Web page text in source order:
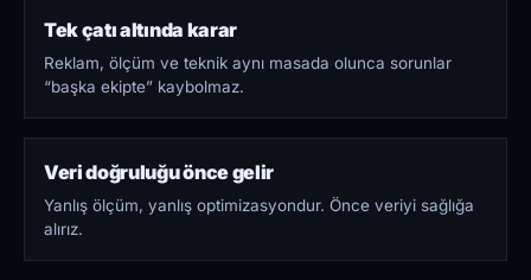
Tek çatı altında karar
Reklam, ölçüm ve teknik aynı masada olunca sorunlar
“başka ekipte” kaybolmaz.
Veri doğruluğu önce gelir
Yanlış ölçüm, yanlış optimizasyondur. Önce veriyi sağlığa
alırız.